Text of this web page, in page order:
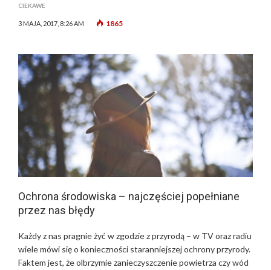
CIEKAWE
3 MAJA, 2017, 8:26 AM 1865
Ochrona środowiska – najczęściej popełniane
przez nas błędy
Każdy z nas pragnie żyć w zgodzie z przyrodą – w TV oraz radiu
wiele mówi się o konieczności staranniejszej ochrony przyrody.
Faktem jest, że olbrzymie zanieczyszczenie powietrza czy wód